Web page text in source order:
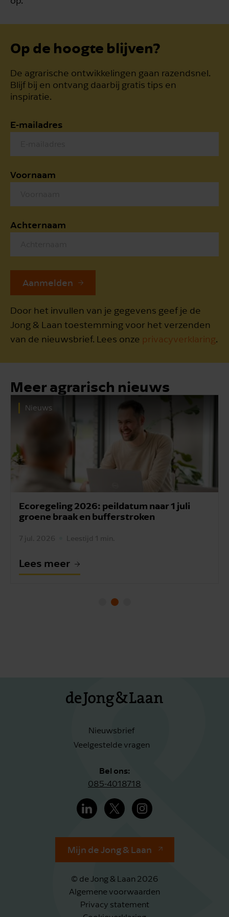
Op de hoogte blijven?
De agrarische ontwikkelingen gaan razendsnel.
Blijf bij en ontvang daarbij gratis tips en
inspiratie.
E-mailadres
Voornaam
Achternaam
Aanmelden
Door het invullen van je gegevens geef je de
Jong & Laan toestemming voor het verzenden
van de nieuwsbrief. Lees onze privacyverklaring.
Meer agrarisch nieuws
Nieuws
Ecoregeling 2026: peildatum naar 1 juli
groene braak en bufferstroken
7 jul. 2026 Leestijd 1 min.
Lees meer
Nieuwsbrief
Veelgestelde vragen
Bel ons:
085-4018718
Mijn de Jong & Laan
© de Jong & Laan 2026
Algemene voorwaarden
Privacy statement